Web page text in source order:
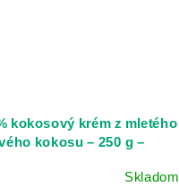
kokosový krém z mletého
kokosu – 250 g –
Skladom